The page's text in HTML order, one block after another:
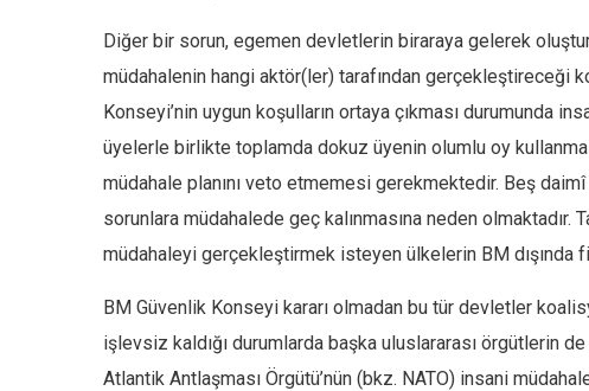
Diğer bir sorun, egemen devletlerin biraraya gelerek
müdahalenin hangi aktör(ler) tarafından gerçekleştireceği
Konseyi’nin uygun koşulların ortaya çıkması durumunda
üyelerle birlikte toplamda dokuz üyenin olumlu oy
müdahale planını veto etmemesi gerekmektedir. Beş
sorunlara müdahalede geç kalınmasına neden
müdahaleyi gerçekleştirmek isteyen ülkelerin BM dışında
BM Güvenlik Konseyi kararı olmadan bu tür devletler
işlevsiz kaldığı durumlarda başka uluslararası örgütlerin
Atlantik Antlaşması Örgütü’nün (bkz. NATO) insani